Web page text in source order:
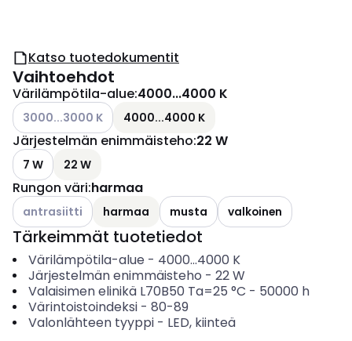
Katso tuotedokumentit
Vaihtoehdot
Värilämpötila-alue:4000...4000 K
Katso käytettävissä olevat vaihtoehdot
3000...3000 K 4000...4000 K
Järjestelmän enimmäisteho:22 W
7 W 22 W
Rungon väri:harmaa
Katso käytettävissä olevat vaihtoehdot
antrasiitti harmaa musta valkoinen
Tärkeimmät tuotetiedot
Värilämpötila-alue - 4000...4000 K
Järjestelmän enimmäisteho - 22W
Valaisimen elinikä L70B50 Ta=25 °C - 50000 h
Värintoistoindeksi- 80-89
Valonlähteen tyyppi- LED, kiinteä